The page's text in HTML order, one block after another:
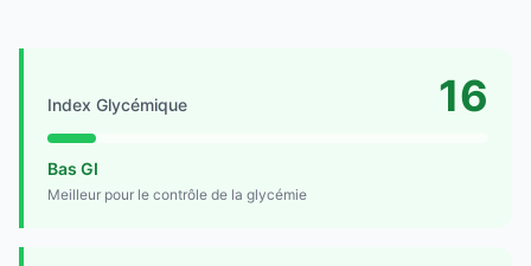
Index Glycémique 16
Bas GI
Meilleur pour le contrôle de la glycémie